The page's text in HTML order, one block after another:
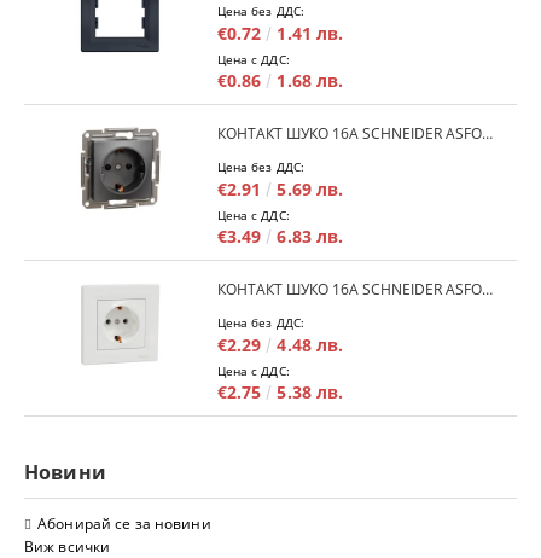
Цена без ДДС:
€0.72 1.41 лв.
Цена с ДДС:
€0.86 1.68 лв.
КОНТАКТ ШУКО 16A SCHNEIDER ASFORA EPH2900171 - АНРАЦИТ
Цена без ДДС:
€2.91 5.69 лв.
Цена с ДДС:
€3.49 6.83 лв.
КОНТАКТ ШУКО 16A SCHNEIDER ASFORA EPH2900121 - БЯЛ
Цена без ДДС:
€2.29 4.48 лв.
Цена с ДДС:
€2.75 5.38 лв.
Новини
Абонирай се за новини
Виж всички